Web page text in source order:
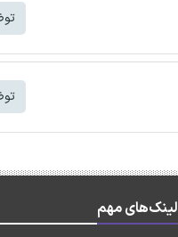
لینک‌های مهم